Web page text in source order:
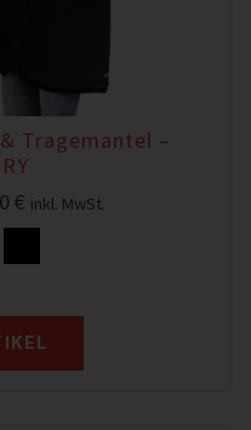
Tragemantel –
€ inkl. MwSt.